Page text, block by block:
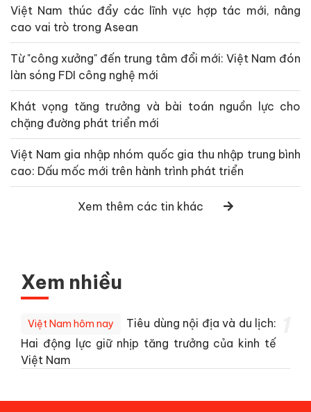
Việt Nam thúc đẩy các lĩnh vực hợp tác mới, nâng
cao vai trò trong Asean
Từ "công xưởng" đến trung tâm đổi mới: Việt Nam đón
làn sóng FDI công nghệ mới
Khát vọng tăng trưởng và bài toán nguồn lực cho
chặng đường phát triển mới
Việt Nam gia nhập nhóm quốc gia thu nhập trung bình
cao: Dấu mốc mới trên hành trình phát triển
Xem thêm các tin khác
Xem nhiều
Việt Nam hôm nay
Tiêu dùng nội địa và du lịch:
Hai động lực giữ nhịp tăng trưởng của kinh tế
Việt Nam